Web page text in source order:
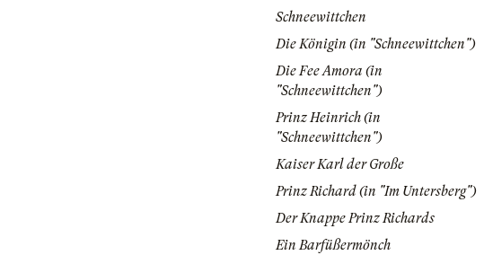
Schneewittchen
Die Königin (in "Schneewittchen")
Die Fee Amora (in
"Schneewittchen")
Prinz Heinrich (in
"Schneewittchen")
Kaiser Karl der Große
Prinz Richard (in "Im Untersberg")
Der Knappe Prinz Richards
Ein Barfüßermönch